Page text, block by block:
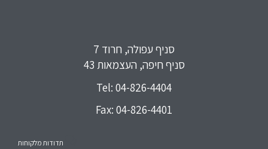
סניף עפולה, חרוד 7
סניף חיפה, העצמאות 43
Tel: 04-826-4404
Fax: 04-826-4401
תדודות מלקוחות